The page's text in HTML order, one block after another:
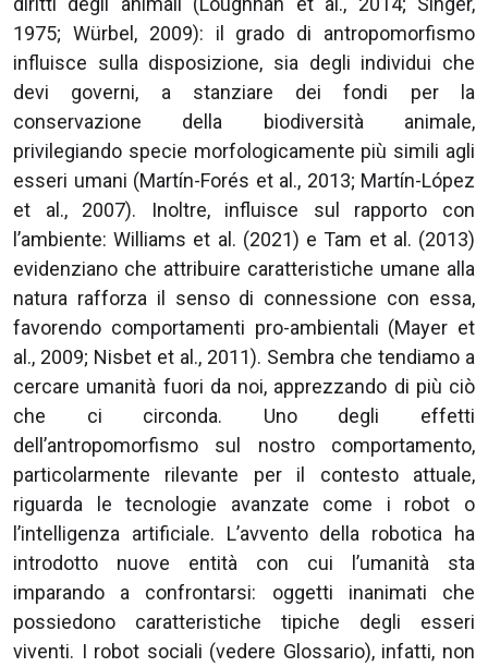
1975; Würbel, 2009): il grado di antropomorfismo
influisce sulla disposizione, sia degli individui che
devi governi, a stanziare dei fondi per la
conservazione della biodiversità animale,
privilegiando specie morfologicamente più simili agli
esseri umani (Martín-Forés et al., 2013; Martín-López
et al., 2007). Inoltre, influisce sul rapporto con
l’ambiente: Williams et al. (2021) e Tam et al. (2013)
evidenziano che attribuire caratteristiche umane alla
natura rafforza il senso di connessione con essa,
favorendo comportamenti pro-ambientali (Mayer et
al., 2009; Nisbet et al., 2011). Sembra che tendiamo a
cercare umanità fuori da noi, apprezzando di più ciò
che ci circonda. Uno degli effetti
dell’antropomorfismo sul nostro comportamento,
particolarmente rilevante per il contesto attuale,
riguarda le tecnologie avanzate come i robot o
l’intelligenza artificiale. L’avvento della robotica ha
introdotto nuove entità con cui l’umanità sta
imparando a confrontarsi: oggetti inanimati che
possiedono caratteristiche tipiche degli esseri
viventi. I robot sociali (vedere Glossario), infatti, non